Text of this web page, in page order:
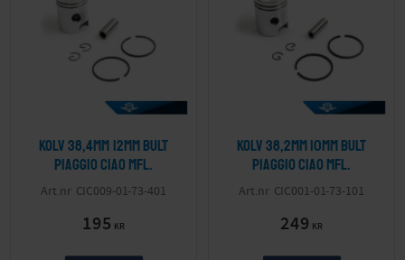
Kolv 38,4mm 12mm bult
Piaggio Ciao mfl.
CIC009-01-73-401
195 KR
Kolv 38,2mm 10mm bult
Piaggio Ciao mfl.
CIC001-01-73-101
249 KR